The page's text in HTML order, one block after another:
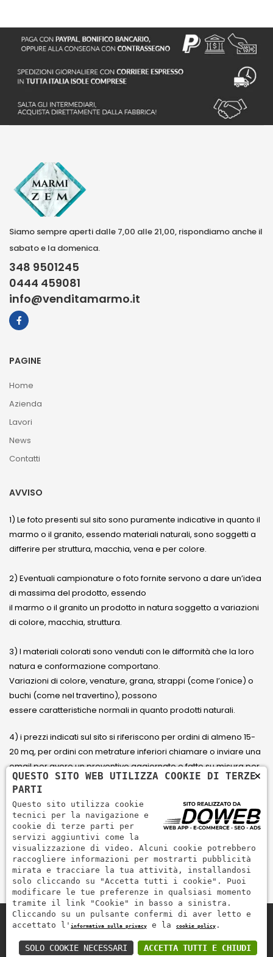
Siamo sempre aperti dalle 7,00 alle 21,00, rispondiamo anche il
sabato e la domenica.
348 9501245
0444 459081
info@venditamarmo.it
PAGINE
Home
Azienda
Lavori
News
Contatti
AVVISO
1) Le foto presenti sul sito sono puramente indicative in quanto il
marmo o il granito, essendo materiali naturali, sono soggetti a
differire per struttura, macchia, vena e per colore.
2) Eventuali campionature o foto fornite servono a dare un’idea
di massima del prodotto, essendo
il marmo o il granito un prodotto in natura soggetto a variazioni
di colore, macchia, struttura.
3) I materiali colorati sono venduti con le difformità che la loro
natura e conformazione comportano.
Variazioni di colore, venature, grana, strappi (come l’onice) o
buchi (come nel travertino), possono
essere caratteristiche normali in quanto prodotti naturali.
4) i prezzi indicati sul sito si riferiscono per ordini di almeno 15-
20 mq, per ordini con metrature inferiori chiamare o inviare una
email per avere un preventivo aggiornato e fatto su misura per
il cliente.
5) Paga con Carta di credito Visa, Visa Electron, Maestro,
Mastercard tramite il circuito PayPal. PayPal serve per pagare,
inviare denaro e accettare pagamenti in modo rapido,
semplice e sicuro.
Zem Marmi P.I. 03463990246
Paga in modo sicuro con
×
QUESTO SITO WEB UTILIZZA COOKIE DI TERZE
PARTI
Questo sito utilizza cookie
tecnici per la navigazione e
cookie di terze parti per
servizi aggiuntivi come la
visualizzazione di video. Alcuni cookie potrebbero
raccogliere informazioni per mostrarti pubblicità
mirata e tracciare la tua attività, installandosi
solo cliccando su "Accetta tutti i cookie". Puoi
modificare le tue preferenze in qualsiasi momento
tramite il link "Cookie" in basso a sinistra.
Cliccando su un pulsante confermi di aver letto e
accettato l' informativa sulla privacy e la cookie policy .
ACCETTA TUTTI E CHIUDI
SOLO COOKIE NECESSARI